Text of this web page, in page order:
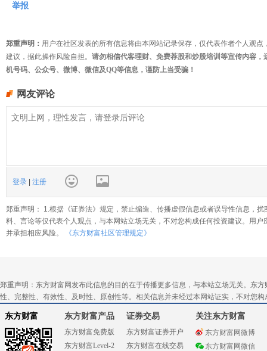
举报
郑重声明： 用户在社区发表的所有信息将由本网站记录保存，仅代表作者个人观
建议，据此操作风险自担。 请勿相信代客理财、免费荐股和炒股培训等宣传内容
机号码、公众号、微博、微信及QQ等信息，谨防上当受骗！
网友评论
登录 注册
郑重声明： 1.根据《证券法》规定，禁止编造、传播虚假信息或者误导性信息，
料、言论等仅代表个人观点，与本网站立场无关，不对您构成任何投资建议。用
并承担相应风险。
《东方财富社区管理规定》
郑重声明：东方财富网发布此信息的目的在于传播更多信息，与本站立场无关。东
性、完整性、有效性、及时性、原创性等。相关信息并未经过本网站证实，不对您
东方财富 东方财富产品
东方财富免费版
东方财富Level-2
证券交易
东方财富证券开户
东方财富在线交易
关注东方财富
东方财富网微博
东方财富网微信